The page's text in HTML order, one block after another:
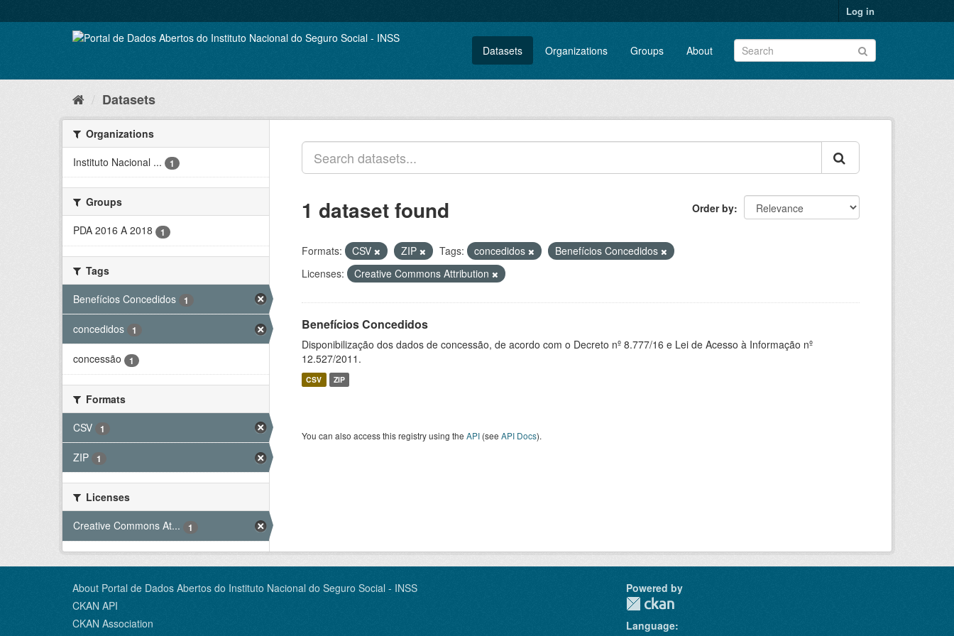
to
Log in
Datasets Organizations Groups About
Datasets
Organizations
Instituto Nacional ...
1
Groups
PDA 2016 A 2018
1
Tags
Benefícios Concedidos
1
concedidos 1
concessão 1
Formats
CSV
1
ZIP 1
Licenses
Creative Commons At...
1
Order by
1 dataset found
Formats: CSV ZIP Tags: concedidos
Benefícios Concedidos
Licenses:
Creative Commons Attribution
Benefícios Concedidos
Disponibilização dos dados de concessão, de acordo com o Decreto nº 8.777/16 e Lei de Acesso à Informação nº
12.527/2011.
CSV ZIP
You can also access this registry using the API (see API Docs).
About Portal de Dados Abertos do Instituto Nacional do Seguro Social - INSS
CKAN API
CKAN Association
Powered by
Language